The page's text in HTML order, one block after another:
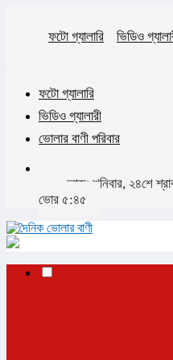
ফটো গ্যালারি ভিডিও
ফটো গ্যালারি
ভিডিও গ্যালারী
ভোলার বাণী পরিবার
আজঃ শনিবার, ২৪শে
ভোর ৫:৪৫
✕